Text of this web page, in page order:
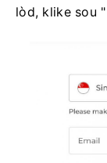
lòd, klike sou "